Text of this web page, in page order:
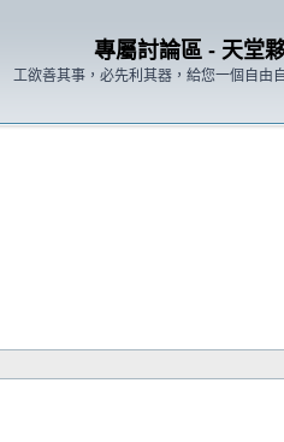
專屬討論區 - 天堂
工欲善其事，必先利其器，給您一個自由